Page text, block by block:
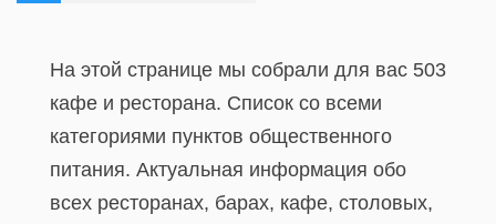
На этой странице мы собрали для вас 503
кафе и ресторана. Список со всеми
категориями пунктов общественного
питания. Актуальная информация обо
всех ресторанах, барах, кафе, столовых,